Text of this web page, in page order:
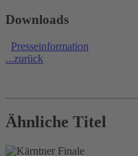
Downloads
Presseinformation
...zurück
Ähnliche Titel